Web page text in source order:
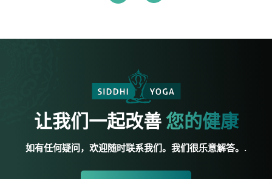
让我们一起改善 您的健康
如有任何疑问，欢迎随时联系我们。我们很乐意解答。.